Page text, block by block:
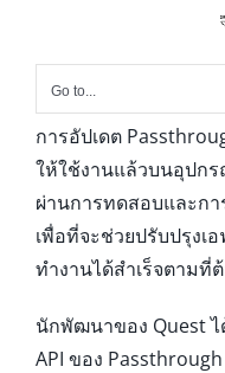
Go to...
การอัปเดต
ให้ใช้งานแล้วบนอุปก
ผ่านการทดสอบและกา
เพื่อที่จะช่วยปรับปรุงเ
ทำงานได้สำเร็จตามที่
นักพัฒนาของ Quest
API ของ